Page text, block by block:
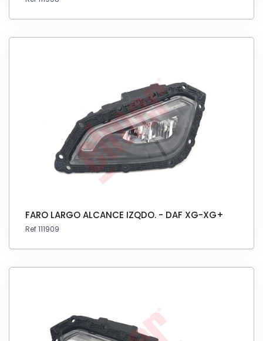
FARO LARGO ALCANCE IZQDO. - DAF XG-XG+
Ref 111909